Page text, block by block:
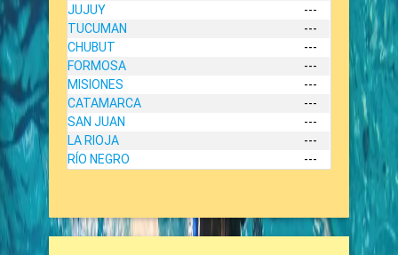
JUJUY
---
TUCUMAN
---
CHUBUT
---
FORMOSA
---
MISIONES
---
CATAMARCA
---
SAN JUAN
---
LA RIOJA
---
RÍO NEGRO
---